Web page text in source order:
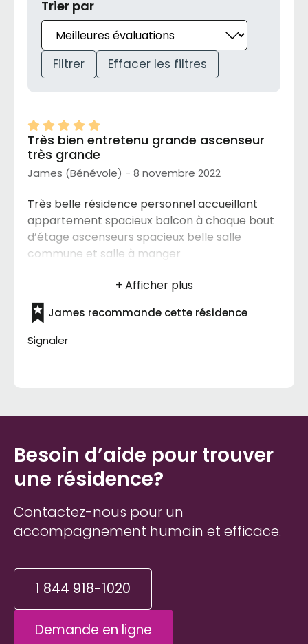
Trier par
Filtrer Effacer les filtres
Très bien entretenu grande ascenseur
très grande
James (Bénévole) - 8 novembre 2022
Très belle résidence personnel accueillant
appartement spacieux balcon à chaque bout
d’étage ascenseurs spacieux belle salle
commune et salle à manger
James recommande cette résidence
Signaler
Besoin d’aide pour trouver
une résidence?
Contactez-nous pour un
accompagnement humain et efficace.
1 844 918-1020
Demande en ligne